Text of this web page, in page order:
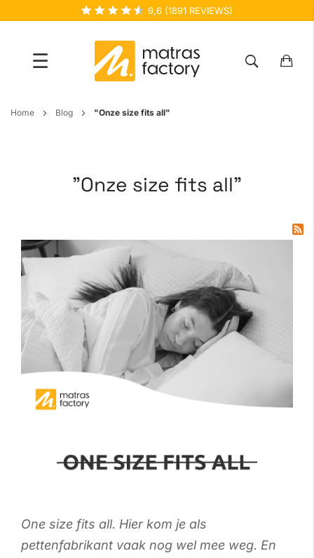
9,6 (1891 REVIEWS)
☰
Ga
Home Blog "Onze size fits all"
"Onze size fits all"
One size fits all. Hier kom je als
pettenfabrikant vaak nog wel mee weg. En